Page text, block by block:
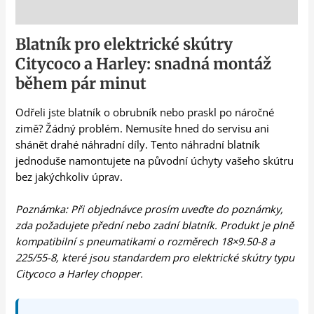
Blatník pro elektrické skútry
Citycoco a Harley: snadná montáž
během pár minut
Odřeli jste blatník o obrubník nebo praskl po náročné
zimě? Žádný problém. Nemusíte hned do servisu ani
shánět drahé náhradní díly. Tento náhradní blatník
jednoduše namontujete na původní úchyty vašeho skútru
bez jakýchkoliv úprav.
Poznámka: Při objednávce prosím uveďte do poznámky,
zda požadujete přední nebo zadní blatník. Produkt je plně
kompatibilní s pneumatikami o rozměrech 18×9.50-8 a
225/55-8, které jsou standardem pro elektrické skútry typu
Citycoco a Harley chopper.